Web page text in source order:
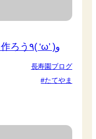
みんなで大きな紫陽花を作ろう٩( ‘ω’ )و
長寿園ブログ
たてやま